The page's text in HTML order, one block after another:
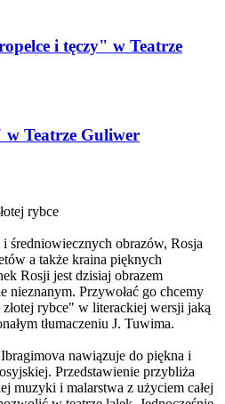
i tęczy" w Teatrze
Teatrze Guliwer
rybce
średniowiecznych obrazów, Rosja
a także kraina pięknych
Rosji jest dzisiaj obrazem
nieznanym. Przywołać go chcemy
rybce" w literackiej wersji jaką
tłumaczeniu J. Tuwima.
nawiązuje do piękna i
Przedstawienie przybliża
muzyki i malarstwa z użyciem całej